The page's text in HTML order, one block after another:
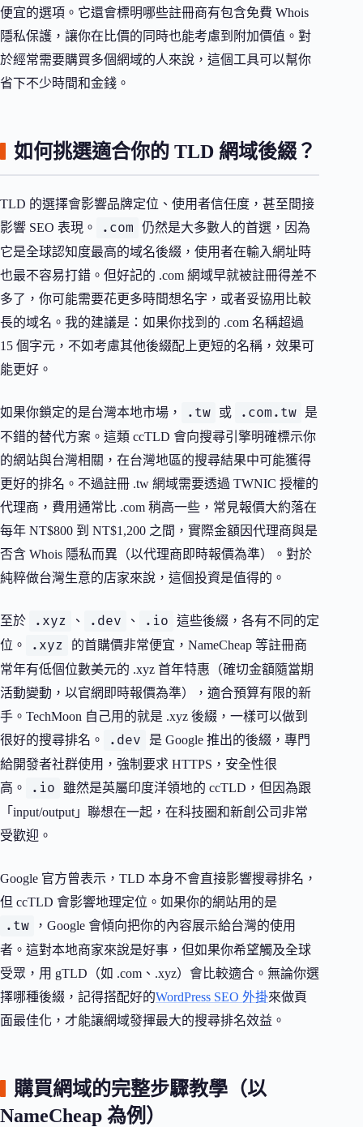
便宜的選項。它還會標明哪些註冊商有包含免費 Whois
隱私保護，讓你在比價的同時也能考慮到附加價值。對
於經常需要購買多個網域的人來說，這個工具可以幫你
省下不少時間和金錢。
如何挑選適合你的 TLD 網域後綴？
TLD 的選擇會影響品牌定位、使用者信任度，甚至間接
影響 SEO 表現。
.com
仍然是大多數人的首選，因為
它是全球認知度最高的域名後綴，使用者在輸入網址時
也最不容易打錯。但好記的 .com 網域早就被註冊得差不
多了，你可能需要花更多時間想名字，或者妥協用比較
長的域名。我的建議是：如果你找到的 .com 名稱超過
15 個字元，不如考慮其他後綴配上更短的名稱，效果可
能更好。
如果你鎖定的是台灣本地市場， .tw 或 .com.tw
是
不錯的替代方案。這類 ccTLD 會向搜尋引擎明確標示你
的網站與台灣相關，在台灣地區的搜尋結果中可能獲得
更好的排名。不過註冊 .tw 網域需要透過 TWNIC 授權的
代理商，費用通常比 .com 稍高一些，常見報價大約落在
每年 NT$800 到 NT$1,200 之間，實際金額因代理商與是
否含 Whois 隱私而異（以代理商即時報價為準）。對於
純粹做台灣生意的店家來說，這個投資是值得的。
至於 .xyz 、 .dev 、 .io
這些後綴，各有不同的定
位。
.xyz
的首購價非常便宜，NameCheap 等註冊商
常年有低個位數美元的 .xyz 首年特惠（確切金額隨當期
活動變動，以官網即時報價為準），適合預算有限的新
手。TechMoon 自己用的就是 .xyz 後綴，一樣可以做到
很好的搜尋排名。
.dev
是 Google 推出的後綴，專門
給開發者社群使用，強制要求 HTTPS，安全性很
高。
.io
雖然是英屬印度洋領地的 ccTLD，但因為跟
「input/output」聯想在一起，在科技圈和新創公司非常
受歡迎。
Google 官方曾表示，TLD 本身不會直接影響搜尋排名，
但 ccTLD 會影響地理定位。如果你的網站用的是
.tw
，Google 會傾向把你的內容展示給台灣的使用
者。這對本地商家來說是好事，但如果你希望觸及全球
受眾，用 gTLD（如 .com、.xyz）會比較適合。無論你選
擇哪種後綴，記得搭配好的WordPress SEO 外掛來做頁
面最佳化，才能讓網域發揮最大的搜尋排名效益。
購買網域的完整步驟教學（以
NameCheap 為例）